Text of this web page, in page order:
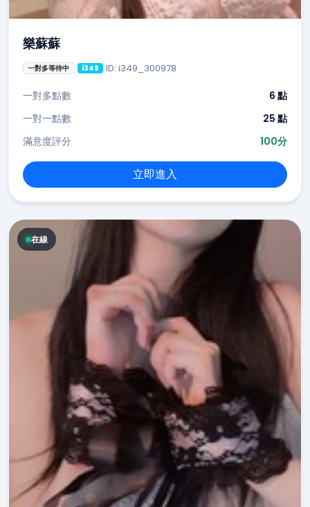
樂蘇蘇
一對多等待中 i349 ID: i349_300978
一對多點數
6 點
一對一點數
25 點
滿意度評分
100分
立即進入
在線